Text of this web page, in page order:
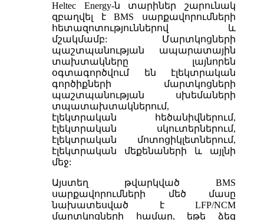
Heltec Energy-ն տարիներ շարունակ
զբաղվել է BMS սարքավորումների
հետազոտություններով և
մշակմամբ: Մարտկոցների
պաշտպանության ապարատային
տախտակները լայնորեն
օգտագործվում են էլեկտրական
գործիքների մարտկոցների
պաշտպանության սխեմաների
տպատախտակներում,
էլեկտրական հեծանիվներում,
էլեկտրական սկուտերներում,
էլեկտրական մոտոցիկլետներում,
էլեկտրական մեքենաների և այլնի
մեջ:
Այստեղ թվարկված BMS
սարքավորումների մեծ մասը
նախատեսված է LFP/NCM
մարտկոցների համար, եթե ձեզ